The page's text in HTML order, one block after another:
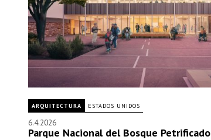
ARQUITECTURA ESTADOS UNIDOS
6.4.2026
Parque Nacional del Bosque Petrificado